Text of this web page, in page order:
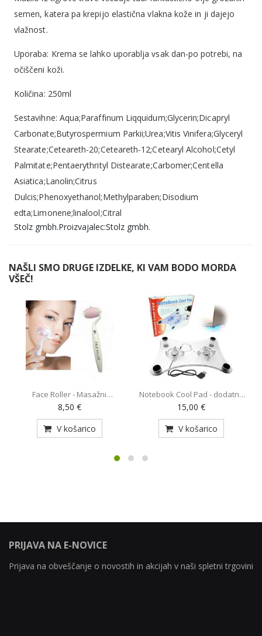
semen, katera pa krepijo elastična vlakna kože in ji dajejo
vlažnost.
Uporaba: Krema se lahko uporablja vsak dan-po potrebi, na
očiščeni koži.
Količina: 250ml
Sestavihne: Aqua;Paraffinum Liqquidum;Glycerin;Dicapryl
Carbonate;Butyrospermium Parkii;Urea;Vitis Vinifera;Glyceryl
Stearate;Ceteareth-20;Ceteareth-12;Cetearyl Alcohol;Cetyl
Palmitate;Pentaerythrityl Distearate;Carbomer;Centella
Asiatica;Lanolin;Citrus
Dulcis;Phenoxyethanol;Methylparaben;Disodium
edta;Limonene;linalool;Citral
Stolz gmbh.Proizvajalec:Stolz gmbh.
NAŠLI SMO DRUGE IZDELKE, KI VAM BODO MORDA
VŠEČ!
Face Roller - Masažni
pripomoček (AE-820)
8,50 €
V košarico
Notebook Cool Pad - dodatno
hlajenje za prenosnik z 2
ventilatorjema (MY-128)
15,00 €
V košarico
PRIJAVA NA E-NOVICE
Prijava na obveščanje o novostih in akcijah v naši spletni trgovini